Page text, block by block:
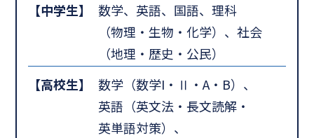
【中学生】
数学、英語、国語、理科
（物理・生物・化学）、社会
（地理・歴史・公民）
【高校生】
数学（数学I・Ⅱ・A・B）、
英語（英文法・長文読解・
英単語対策）、